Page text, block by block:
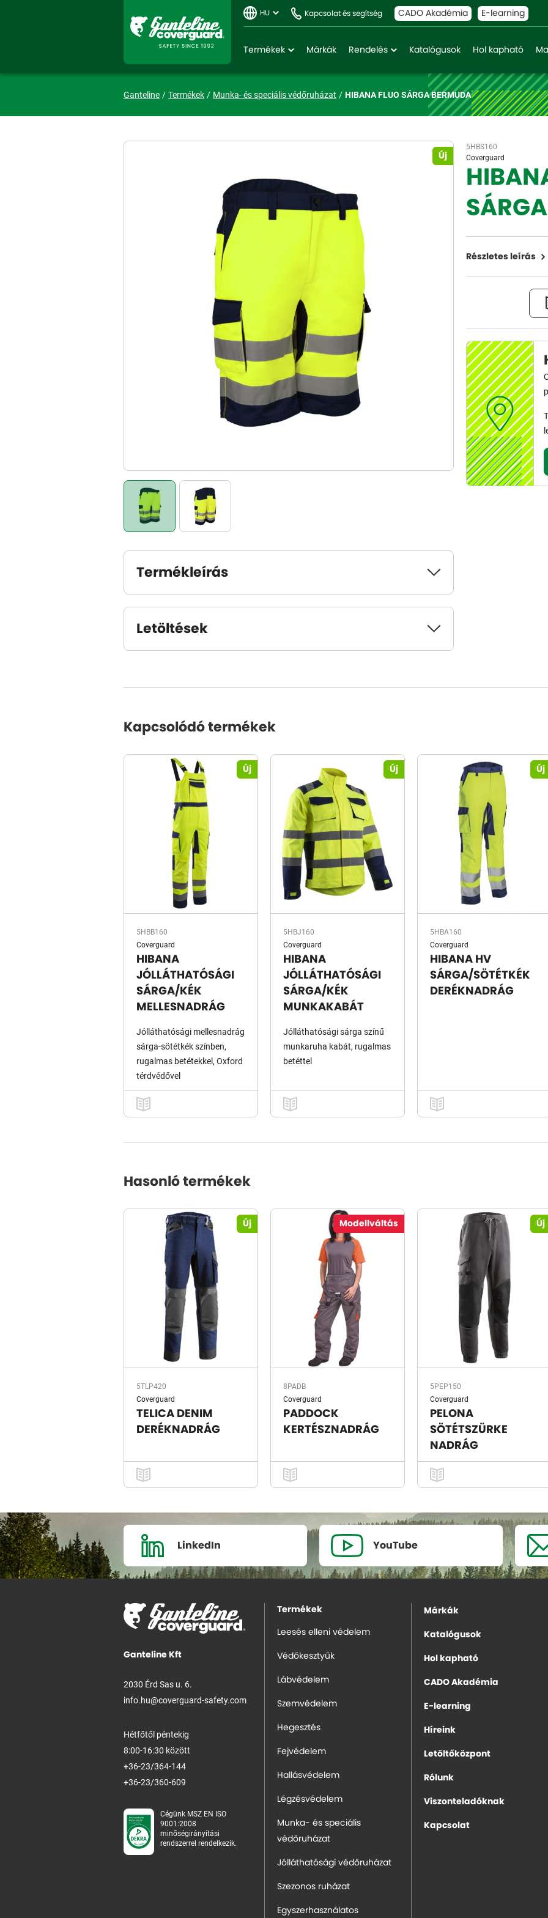
HU Kapcsolat és segítség CADO Akadémia E-learning
Termékek Márkák Rendelés Katalógusok Hol kapható
Ganteline Termékek Munka- és speciális védőruházat HIBANA FLUO SÁRGA BERMUDA
Új
Termékleírás
Letöltések
5HBS160
Coverguard
Részletes leírás
Kapcsolódó termékek
Új
5HBB160
Coverguard
HIBANA
JÓLLÁTHATÓSÁGI
SÁRGA/KÉK
MELLESNADRÁG
Jólláthatósági mellesnadrág
sárga-sötétkék színben,
rugalmas betétekkel, Oxford
térdvédővel
Új
5HBJ160
Coverguard
HIBANA
JÓLLÁTHATÓSÁGI
SÁRGA/KÉK
MUNKAKABÁT
Jólláthatósági sárga színű
munkaruha kabát, rugalmas
betéttel
Új
5HBA160
Coverguard
HIBANA HV
SÁRGA/SÖTÉTKÉK
DERÉKNADRÁG
Hasonló termékek
Új
5TLP420
Coverguard
TELICA DENIM
DERÉKNADRÁG
Modellváltás
8PADB
Coverguard
PADDOCK
KERTÉSZNADRÁG
Új
5PEP150
Coverguard
PELONA
SÖTÉTSZÜRKE
NADRÁG
LinkedIn YouTube
Ganteline Kft
2030 Érd Sas u. 6.
info.hu@coverguard-safety.com
Hétfőtől péntekig
8:00-16:30 között
+36-23/364-144
+36-23/360-609
Cégünk MSZ EN ISO
9001:2008
minőségirányítási
rendszerrel rendelkezik.
Termékek
Leesés elleni védelem
Védőkesztyűk
Lábvédelem
Szemvédelem
Hegesztés
Fejvédelem
Hallásvédelem
Légzésvédelem
Munka- és speciális
védőruházat
Jólláthatósági védőruházat
Szezonos ruházat
Egyszerhasználatos
Márkák
Katalógusok
Hol kapható
CADO Akadémia
E-learning
Híreink
Letöltőközpont
Rólunk
Viszonteladóknak
Kapcsolat